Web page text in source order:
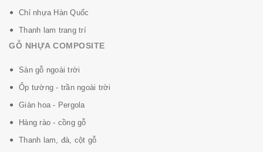
Chỉ nhựa Hàn Quốc
Thanh lam trang trí
GỖ NHỰA COMPOSITE
Sàn gỗ ngoài trời
Ốp tường - trần ngoài trời
Giàn hoa - Pergola
Hàng rào - cồng gỗ
Thanh lam, đà, cột gỗ